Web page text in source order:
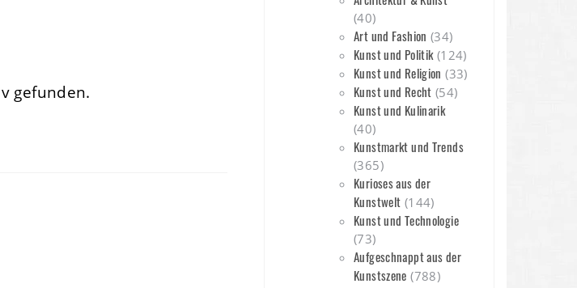
gefunden.
(40)
Art und Fashion (34)
Kunst und Politik(124)
Kunst und Religion (33)
Kunst und Recht (54)
Kunst und Kulinarik
(40)
Kunstmarkt und Trends
(365)
Kurioses aus der
Kunstwelt (144)
Kunst und Technologie
(73)
Aufgeschnappt aus der
Kunstszene (788)